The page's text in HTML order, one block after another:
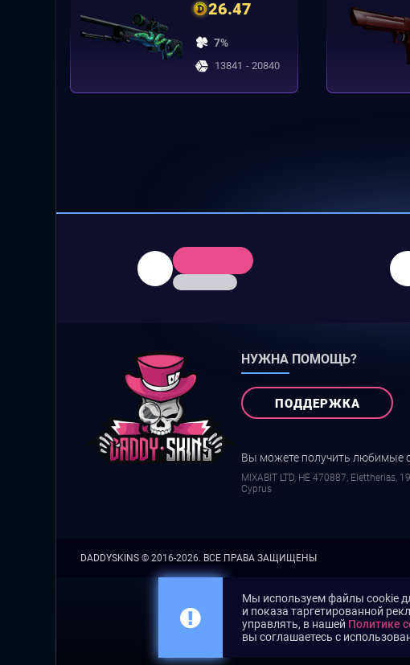
26.47
7%
13841 - 20840
НУЖНА ПОМОЩЬ?
ПОДДЕРЖКА
Вы можете получить любимые
MIXABIT LTD, ΗΕ 470887, Elettherias,
Cyprus
DADDYSKINS © 2016-2026. ВСЕ ПРАВА ЗАЩИЩЕНЫ
Мы используем файлы cookie
и показа таргетированной
управлять, в нашей Политике
вы соглашаетесь с